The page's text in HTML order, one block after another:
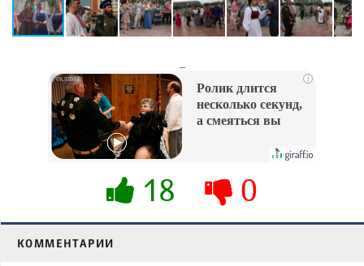
i
Ролик длится
несколько секунд,
а смеяться вы
18 0
КОММЕНТАРИИ